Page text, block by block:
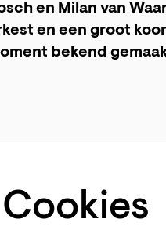
en Milan van
en een groot
bekend
Cookies